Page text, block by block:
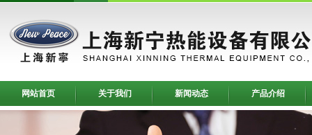
网站首页 关于我们 新闻动态 产品介绍